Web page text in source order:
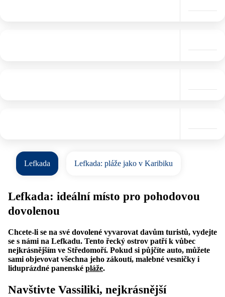
Lefkada Lefkada: pláže jako v Karibiku
Lefkada: ideální místo pro pohodovou
dovolenou
Chcete-li se na své dovolené vyvarovat davům turistů, vydejte
se s námi na Lefkadu. Tento řecký ostrov patří k vůbec
nejkrásnějším ve Středomoří. Pokud si půjčíte auto, můžete
sami objevovat všechna jeho zákoutí, malebné vesničky i
liduprázdné panenské pláže.
Navštivte Vassiliki, nejkrásnější